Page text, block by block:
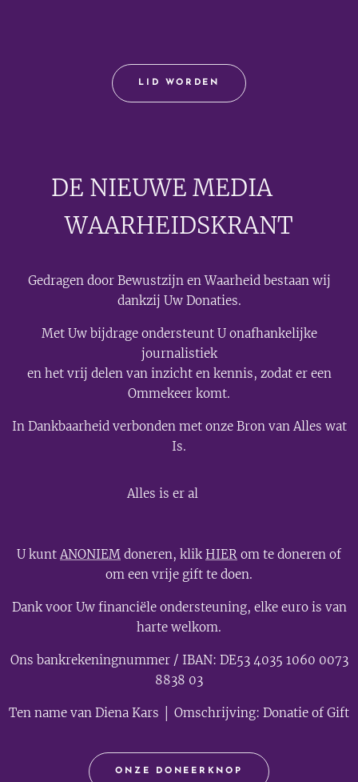
LID WORDEN
DE NIEUWE MEDIA🟣
WAARHEIDSKRANT
Gedragen door Bewustzijn en Waarheid bestaan wij
dankzij Uw Donaties.
Met Uw bijdrage ondersteunt U onafhankelijke
journalistiek
en het vrij delen van inzicht en kennis, zodat er een
Ommekeer komt.
In Dankbaarheid verbonden met onze Bron van Alles wat
Is.
Alles is er al
U kuntANONIEM doneren, klikHIER om te doneren of
om een vrije gift te doen.
Dank voor Uw financiële ondersteuning, elke euro is van
harte welkom.
Ons bankrekeningnummer / IBAN: DE53 4035 1060 0073
8838 03
Ten name van Diena Kars │ Omschrijving: Donatie of Gift
ONZE DONEERKNOP